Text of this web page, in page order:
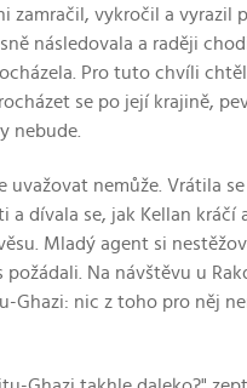
zamračil, vykročil a vyrazil
následovala a raději
Pro tuto chvíli
se po její krajině,
nebude.
uvažovat nemůže. Vrátila
a dívala se, jak Kellan kráčí
Mladý agent si
požádali. Na návštěvu u
Ghazi: nic z toho pro něj